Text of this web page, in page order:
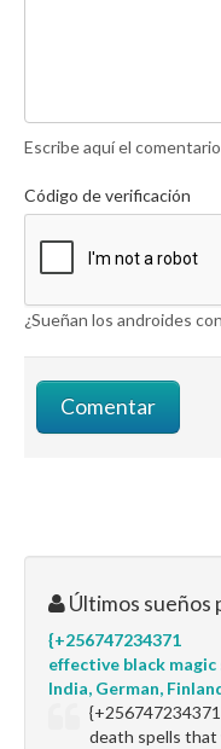
Escribe aquí el comentario
Código de verificación
¿Sueñan los androides
Últimos sueños
{+256747234371
effective black magic
India, German,
death spells that